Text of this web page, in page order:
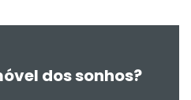
dos sonhos?